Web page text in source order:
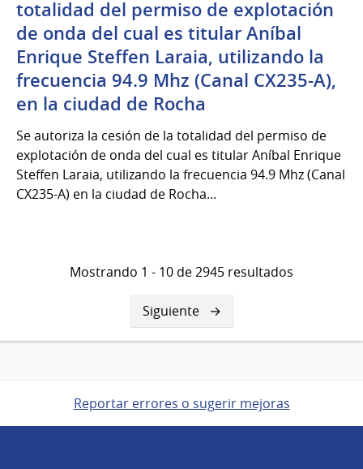
totalidad del permiso de explotación
de onda del cual es titular Aníbal
Enrique Steffen Laraia, utilizando la
frecuencia 94.9 Mhz (Canal CX235-A),
en la ciudad de Rocha
Se autoriza la cesión de la totalidad del permiso de
explotación de onda del cual es titular Aníbal Enrique
Steffen Laraia, utilizando la frecuencia 94.9 Mhz (Canal
CX235-A) en la ciudad de Rocha...
Mostrando 1 - 10 de 2945 resultados
Siguiente
página
Siguiente
Reportar errores o sugerir mejoras